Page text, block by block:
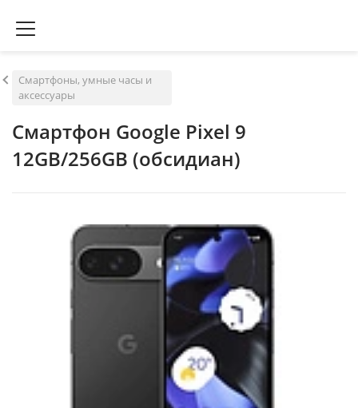
Смартфоны, умные часы и
аксессуары
Смартфон Google Pixel 9
12GB/256GB (обсидиан)